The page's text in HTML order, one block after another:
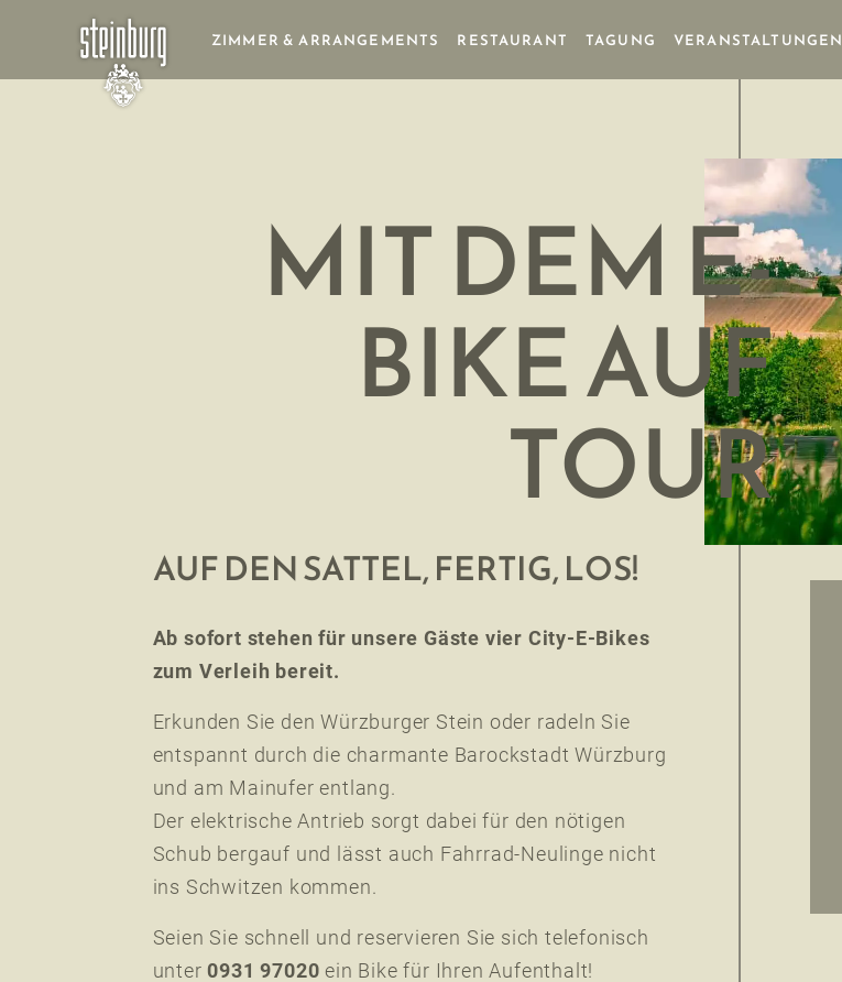
ZIMMER & ARRANGEMENTS RESTAURANT TAGUNG VERANSTALTUNGEN
MIT DEM E-
BIKE AUF
TOUR
AUF DEN SATTEL, FERTIG, LOS!
Ab sofort stehen für unsere Gäste vier City-E-Bikes
zum Verleih bereit.
Erkunden Sie den Würzburger Stein oder radeln Sie
entspannt durch die charmante Barockstadt Würzburg
und am Mainufer entlang.
Der elektrische Antrieb sorgt dabei für den nötigen
Schub bergauf und lässt auch Fahrrad-Neulinge nicht
ins Schwitzen kommen.
Seien Sie schnell und reservieren Sie sich telefonisch
unter0931 97020 ein Bike für Ihren Aufenthalt!